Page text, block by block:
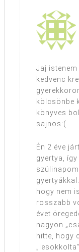
Jaj istenem
kedvenc
kölcsönbe
könyves
sajnos:(
Én 2 éve
gyertya,
hogy nem
rosszabb
évet
nagyon
hitte, hogy